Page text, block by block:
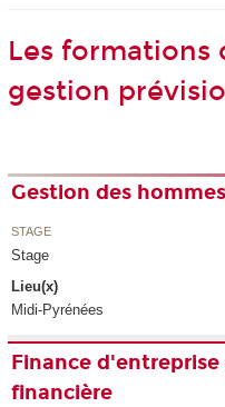
Les formations
gestion
Gestion des
STAGE
Stage
Lieu(x)
Midi-Pyrénées
Finance
financière